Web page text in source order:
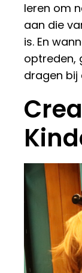
leren om
aan die
is. En
optreden,
dragen bij